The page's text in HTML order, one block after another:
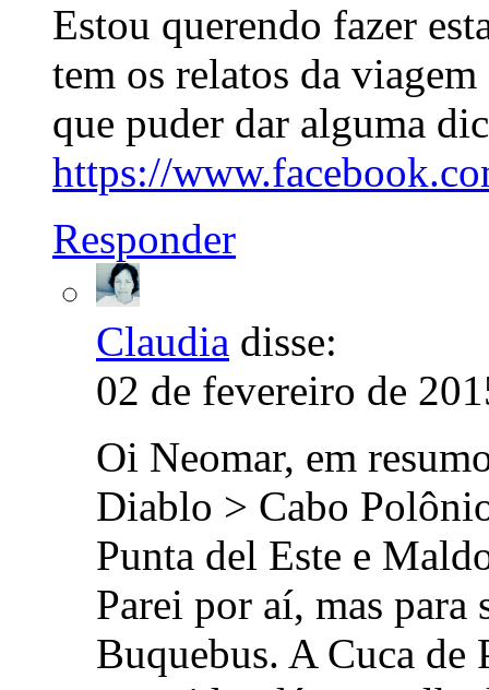
Estou querendo fazer
tem os relatos da
que puder dar alguma
https://
Responder
Claudia disse:
02 de fevereiro de
Oi Neomar, em
Diablo > Cabo
Punta del Este e
Parei por aí, mas para
Buquebus. A Cuca de